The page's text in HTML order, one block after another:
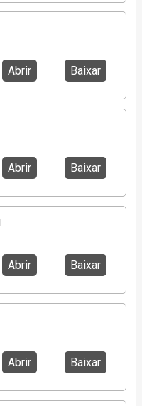
Abrir Baixar
Abrir Baixar
Abrir Baixar
Abrir Baixar